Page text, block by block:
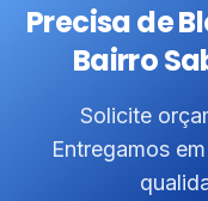
Precisa de
Bairro
Solicite
Entregamos